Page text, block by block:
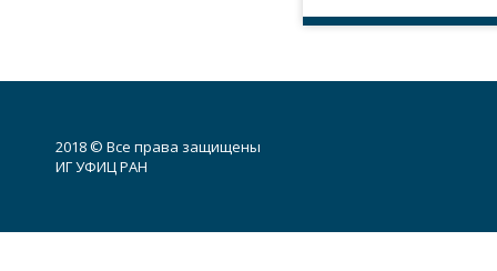
2018 © Все права защищены
ИГ УФИЦ РАН